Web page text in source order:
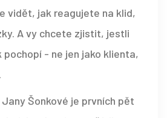
vidět, jak reagujete na klid,
A vy chcete zjistit, jestli
- ne jen jako klienta,
Šonkové je prvních pět